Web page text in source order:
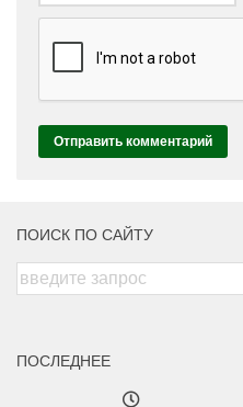
ПОИСК ПО САЙТУ
ПОСЛЕДНЕЕ